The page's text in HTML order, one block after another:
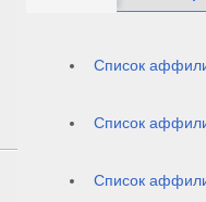
Список
Список
Список